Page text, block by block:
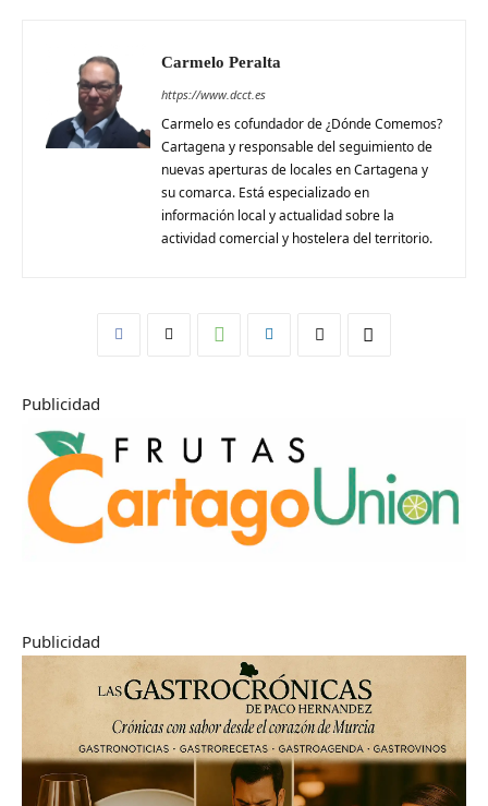
Carmelo Peralta
https://www.dcct.es
Carmelo es cofundador de ¿Dónde Comemos?
Cartagena y responsable del seguimiento de
nuevas aperturas de locales en Cartagena y
su comarca. Está especializado en
información local y actualidad sobre la
actividad comercial y hostelera del territorio.
Publicidad
Publicidad